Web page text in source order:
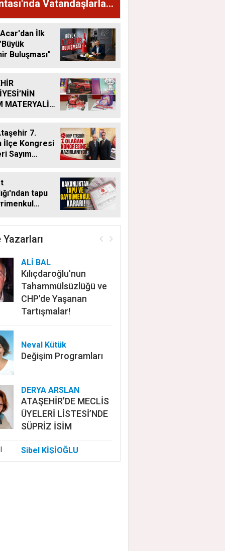
Vatandaşlarla
Geldi
İlk
Buluşması"
MATERYALİ
7.
İlçe Kongresi
Sayım
tapu
satış
Yazarları
ALİ BAL
Kılıçdaroğlu'nun
Tahammülsüzlüğü ve
CHP'de Yaşanan
Tartışmalar!
Neval Kütük
Değişim Programları
DERYA ARSLAN
ATAŞEHİR’DE MECLİS
ÜYELERİ LİSTESİ’NDE
SÜPRİZ İSİM
Sibel KİŞİOĞLU
EUROVISION'DA